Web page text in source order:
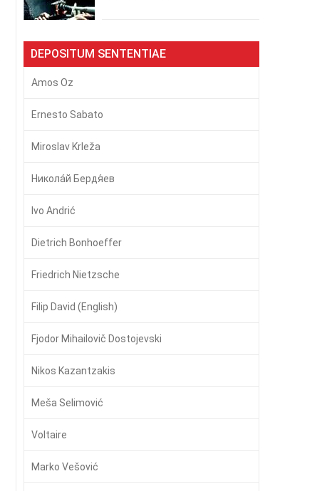
DEPOSITUM SENTENTIAE
Amos Oz
Ernesto Sabato
Miroslav Krleža
Никола́й Бердя́ев
Ivo Andrić
Dietrich Bonhoeffer
Friedrich Nietzsche
Filip David (English)
Fjodor Mihailovič Dostojevski
Nikos Kazantzakis
Meša Selimović
Voltaire
Marko Vešović